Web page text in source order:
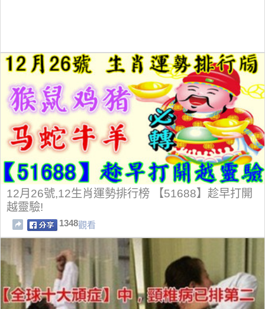
12月26號,12生肖運勢排行榜 【51688】趁早打開
越靈驗!
1348觀看